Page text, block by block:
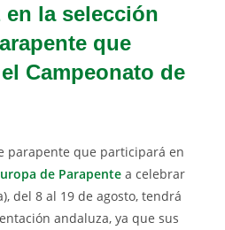
la selección
que
Campeonato de
parapente que participará en
de Parapente a celebrar
del 8 al 19 de agosto, tendrá
andaluza, ya que sus